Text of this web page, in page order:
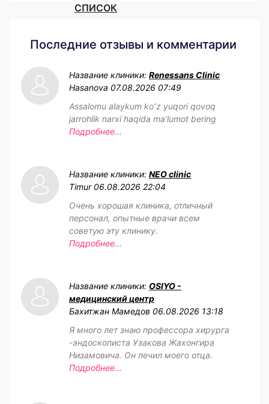
СПИСОК
Последние отзывы и комментарии
Название клиники: Renessans Clinic
Hasanova 07.08.2026 07:49
Assalomu alaykum koʻz yuqori qovoq
jarrohlik narxi haqida maʼlumot bering
Подробнее...
Название клиники: NEO clinic
Timur 06.08.2026 22:04
Очень хорошая клиника, отличный
персонал, опытные врачи всем
советую эту клинику.
Подробнее...
Название клиники: OSIYO -
медицинский центр
Бахитжан Мамедов 06.08.2026 13:18
Я много лет знаю профессора хирурга
-эндоскописта Узакова Жахонгира
Низамовича. Он лечил моего отца.
Подробнее...